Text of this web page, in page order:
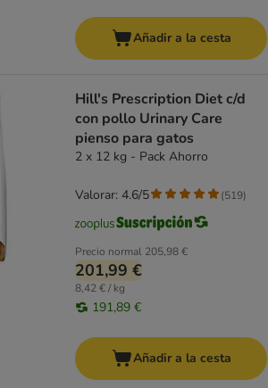
Añadir a la cesta
Hill's Prescription Diet c/d
con pollo Urinary Care
pienso para gatos
2 x 12 kg - Pack Ahorro
Precio normal 205,98 €
201,99 €
8,42 € / kg
191,89 €
Valorar: 4.6/5 (519)
Añadir a la cesta